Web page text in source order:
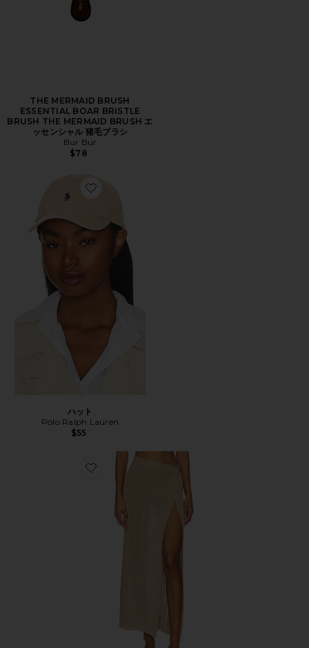
THE MERMAID BRUSH
ESSENTIAL BOAR BRISTLE
BRUSH THE MERMAID BRUSH エ
ッセンシャル 猪毛ブラシ
Bur Bur
$78
Favorite ハット
ハット
Polo Ralph Lauren
$55
Favorite HEART OF GOLD スカート